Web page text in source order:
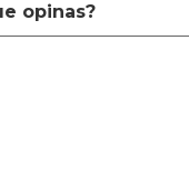
opinas?